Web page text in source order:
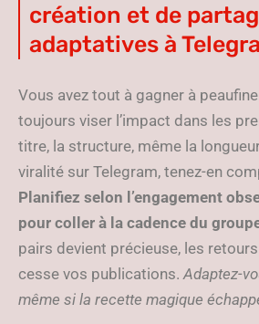
création et de
adaptatives à
Vous avez tout à gagner à
toujours viser l’impact dans les
titre, la structure, même la
viralité sur Telegram, tenez-en
Planifiez selon l’engagement
pour coller à la cadence du
pairs devient précieuse, les
cesse vos publications.Adaptez-
même si la recette magique